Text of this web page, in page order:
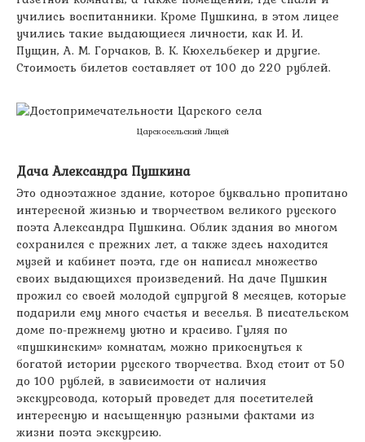
учились воспитанники. Кроме Пушкина, в этом лицее
учились такие выдающиеся личности, как И. И.
Пущин, А. М. Горчаков, В. К. Кюхельбекер и другие.
Стоимость билетов составляет от 100 до 220 рублей.
Царскосельский Лицей
Дача Александра Пушкина
Это одноэтажное здание, которое буквально пропитано
интересной жизнью и творчеством великого русского
поэта Александра Пушкина. Облик здания во многом
сохранился с прежних лет, а также здесь находится
музей и кабинет поэта, где он написал множество
своих выдающихся произведений. На даче Пушкин
прожил со своей молодой супругой 8 месяцев, которые
подарили ему много счастья и веселья. В писательском
доме по-прежнему уютно и красиво. Гуляя по
«пушкинским» комнатам, можно прикоснуться к
богатой истории русского творчества. Вход стоит от 50
до 100 рублей, в зависимости от наличия
экскурсовода, который проведет для посетителей
интересную и насыщенную разными фактами из
жизни поэта экскурсию.